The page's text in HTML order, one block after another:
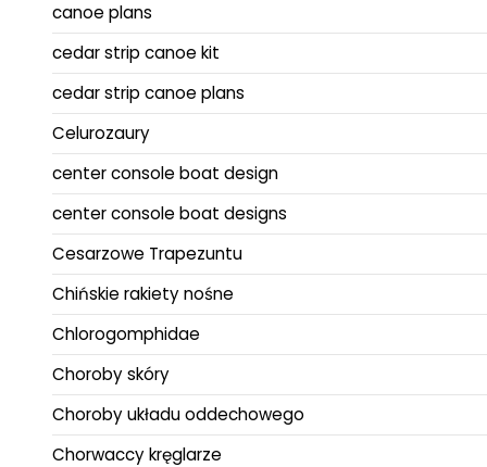
canoe plans
cedar strip canoe kit
cedar strip canoe plans
Celurozaury
center console boat design
center console boat designs
Cesarzowe Trapezuntu
Chińskie rakiety nośne
Chlorogomphidae
Choroby skóry
Choroby układu oddechowego
Chorwaccy kręglarze